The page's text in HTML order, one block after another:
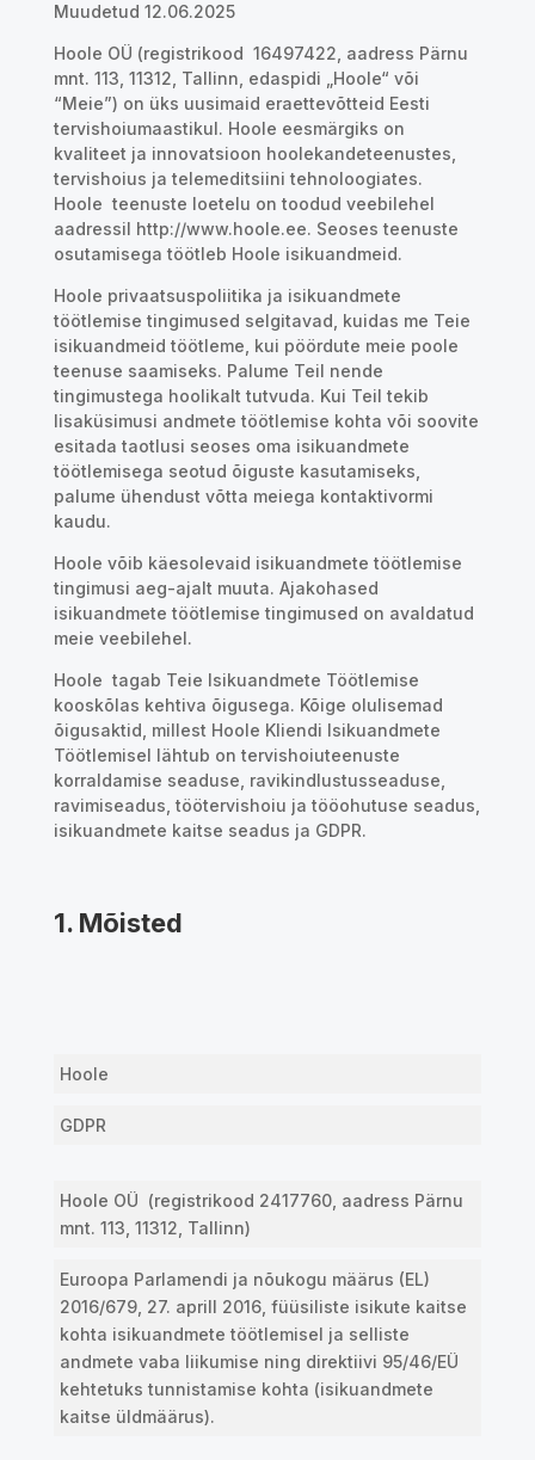
Muudetud 12.06.2025
Hoole OÜ (registrikood 16497422 , aadress Pärnu
mnt. 113 , 11312, Tallinn , edaspidi „Hoole“ või
“Meie”) on üks uusimaid eraettevõtteid Eesti
tervishoiumaastikul. Hoole eesmärgiks on
kvaliteet ja innovatsioon hoolekandeteenustes,
tervishoius ja telemeditsiini tehnoloogiates.
Hoole teenuste loetelu on toodud veebilehel
aadressil http://www.hoole.ee. Seoses teenuste
osutamisega töötleb Hoole isikuandmeid.
Hoole privaatsuspoliitika ja isikuandmete
töötlemise tingimused selgitavad, kuidas me Teie
isikuandmeid töötleme, kui pöördute meie poole
teenuse saamiseks. Palume Teil nende
tingimustega hoolikalt tutvuda. Kui Teil tekib
lisaküsimusi andmete töötlemise kohta või soovite
esitada taotlusi seoses oma isikuandmete
töötlemisega seotud õiguste kasutamiseks,
palume ühendust võtta meiega kontaktivormi
kaudu.
Hoole võib käesolevaid isikuandmete töötlemise
tingimusi aeg-ajalt muuta. Ajakohased
isikuandmete töötlemise tingimused on avaldatud
meie veebilehel.
Hoole tagab Teie Isikuandmete Töötlemise
kooskõlas kehtiva õigusega. Kõige olulisemad
õigusaktid, millest Hoole Kliendi Isikuandmete
Töötlemisel lähtub on tervishoiuteenuste
korraldamise seaduse, ravikindlustusseaduse,
ravimiseadus, töötervishoiu ja tööohutuse seadus,
isikuandmete kaitse seadus ja GDPR.
1. Mõisted
Hoole
GDPR
Hoole OÜ (registrikood 2417760, aadress Pärnu
mnt. 113, 11312, Tallinn)
Euroopa Parlamendi ja nõukogu määrus (EL)
2016/679, 27. aprill 2016, füüsiliste isikute kaitse
kohta isikuandmete töötlemisel ja selliste
andmete vaba liikumise ning direktiivi 95/46/EÜ
kehtetuks tunnistamise kohta (isikuandmete
kaitse üldmäärus).